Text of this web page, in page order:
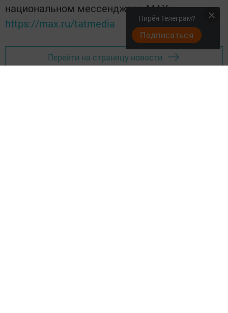
национальном мессенджере MАХ:
https://max.ru/tatmedia
Перейти на страницу новости
Пирӗн Телеграм?
Подписаться